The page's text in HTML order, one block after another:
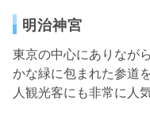
明治神宮
東京の中心にありなが
かな緑に包まれた参道
人観光客にも非常に人